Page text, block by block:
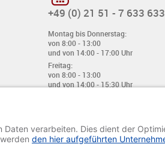
+49 (0) 21 51 - 7 633 633
Montag bis Donnerstag:
von 8:00 - 13:00
und von 14:00 - 17:00 Uhr
Freitag:
von 8:00 - 13:00
und von 14:00 - 15:30 Uhr